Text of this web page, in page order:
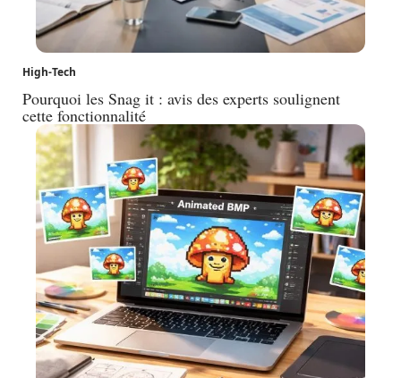
High-Tech
Pourquoi les Snag it : avis des experts soulignent
cette fonctionnalité